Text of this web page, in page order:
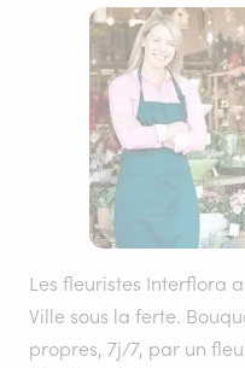
Les fleuristes Interflora
Ville sous la ferte.
propres, 7j/7, par un